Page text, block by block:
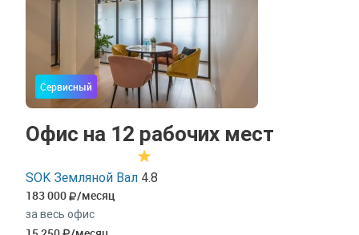
Сервисный
Офис на 12 рабочих мест
SOK Земляной Вал 4.8
183 000 /месяц
за весь офис